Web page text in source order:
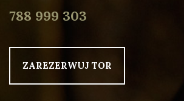
788 999 303
ZAREZERWUJ TOR